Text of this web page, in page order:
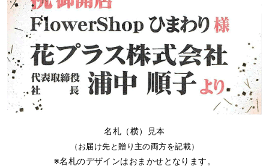
名札（横）見本
（お届け先と贈り主の両方を記載）
※名札のデザインはおまかせとなります。